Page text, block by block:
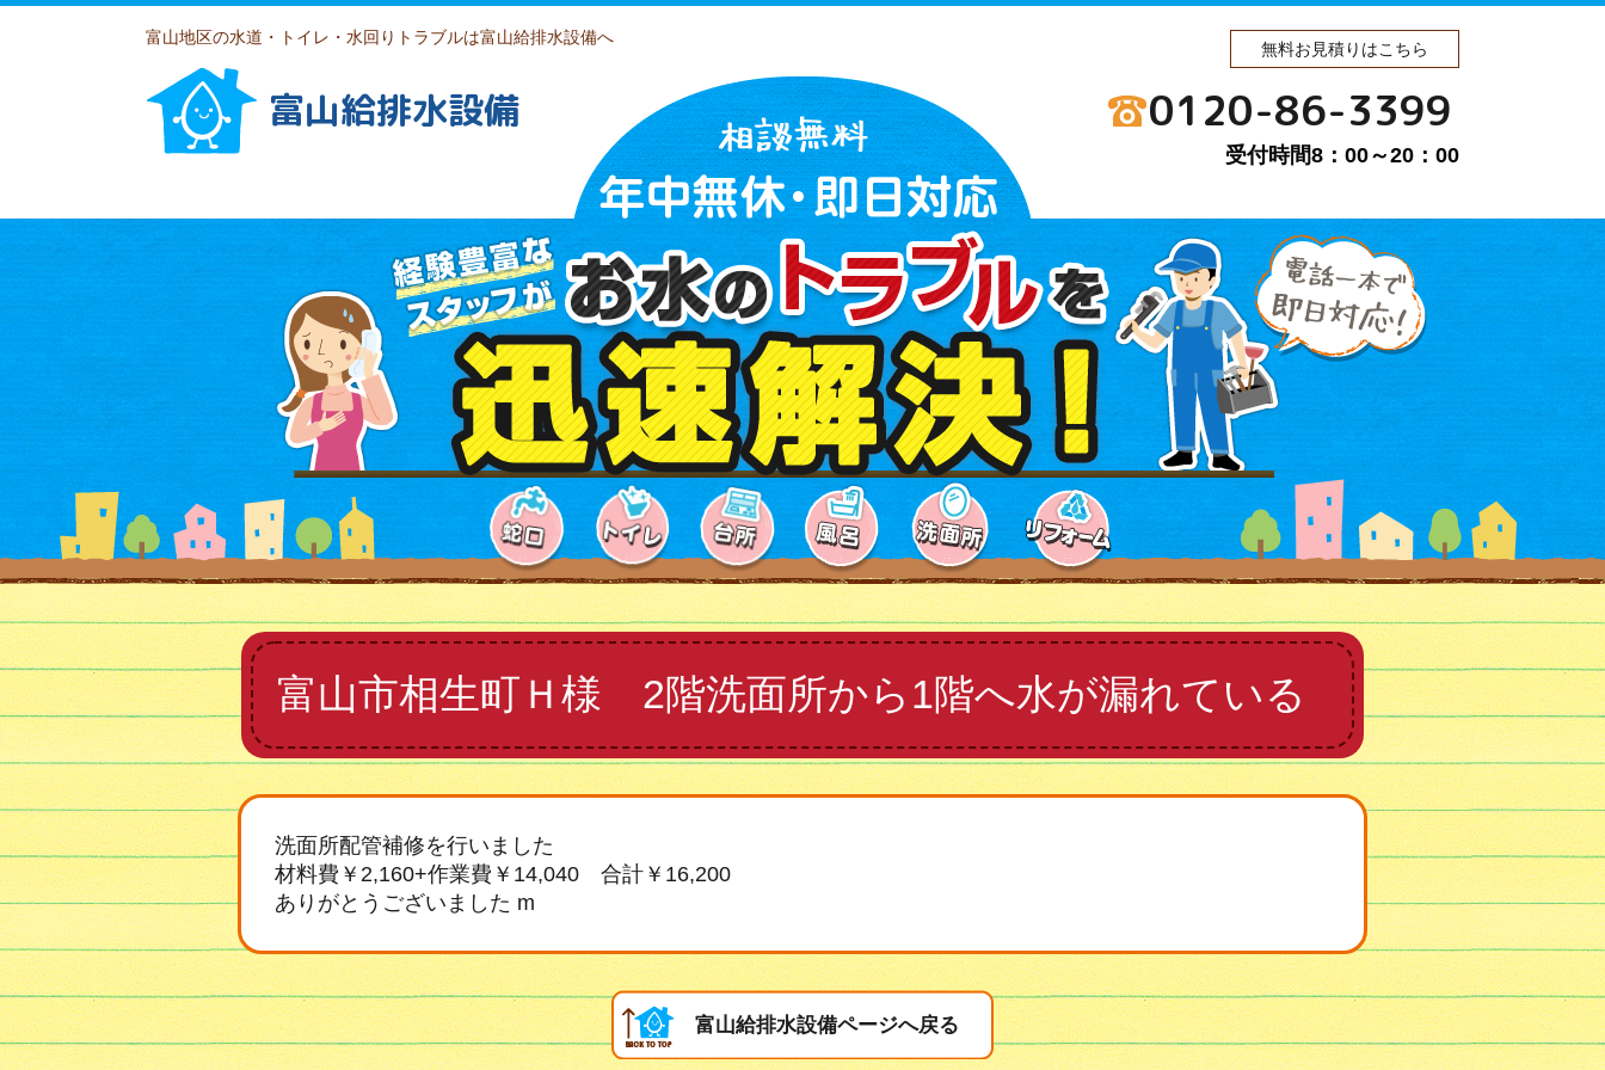
富山地区の水道・トイレ・水回りトラブルは富山給排水設備へ
無料お見積りはこちら
富山給排水設備 0120-86-3399
受付時間8：00～20：00
富山市相生町Ｈ様 2階洗面所から1階へ水が漏れている
洗面所配管補修を行いました
材料費￥2,160+作業費￥14,040 合計￥16,200
ありがとうございました m
富山給排水設備ページへ戻る